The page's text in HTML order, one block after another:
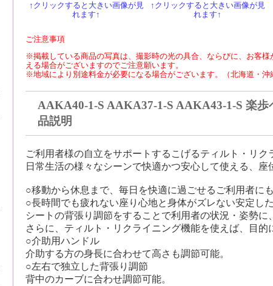
↑クリックすると大きい画像が見
れます↑
↑クリックすると大きい画像が見
れます↑
ご注意事項
※掲載している商品の写真は、撮影時の光の具合、ならびに、お客
える場合がございますのでご注意願います。
※地域により別途料金が必要になる場合がございます。（北海道・沖
AAKA40-1-S AAKA37-1-S AAKA43-1-S 楽
品説明
ご利用者様の自立をサポートするこげるティルト・リク
日常生活の様々なシーンで快適かつ安心して使える、座
○移動から休息まで、毎日を快適に過ごせるご利用者に
○長時間でも疲れない座り心地と身体がズレない安定し
シートの背張り調節をすることで利用者の状況・姿勢に
さらに、ティルト・リクライニング機能を使えば、目的
○介助用ハンドル
介助する方の身長に合わせて高さも調節可能。
○左右で独立した背張り調節
背中のカーブに合わせ調節可能。